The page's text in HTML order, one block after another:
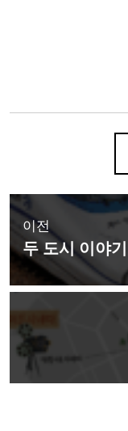
이전
두 도시 이야